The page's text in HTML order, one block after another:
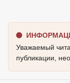
Уважаемый
публикации,